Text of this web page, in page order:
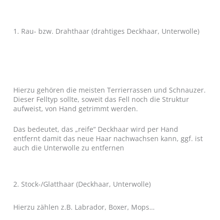
1. Rau- bzw. Drahthaar (drahtiges Deckhaar, Unterwolle)
Hierzu gehören die meisten Terrierrassen und Schnauzer.
Dieser Felltyp sollte, soweit das Fell noch die Struktur
aufweist, von Hand getrimmt werden.
Das bedeutet, das „reife“ Deckhaar wird per Hand
entfernt damit das neue Haar nachwachsen kann, ggf. ist
auch die Unterwolle zu entfernen
2. Stock-/Glatthaar (Deckhaar, Unterwolle)
Hierzu zählen z.B. Labrador, Boxer, Mops…